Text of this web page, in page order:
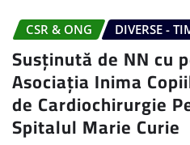
CSR & ONG DIVERSE -
Susținută de NN cu
Asociația Inima
de Cardiochirurgie
Spitalul Marie Curie